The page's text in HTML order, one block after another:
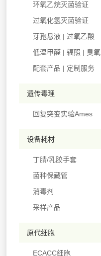
环氧乙烷灭菌验证
过氧化氢灭菌验证
芽孢悬液 | 过氧乙酸
低温甲醛 | 辐照 | 臭氧
配套产品 | 定制服务
遗传毒理
回复突变实验Ames
设备耗材
丁腈/乳胶手套
菌种保藏管
消毒剂
采样产品
原代细胞
ECACC细胞